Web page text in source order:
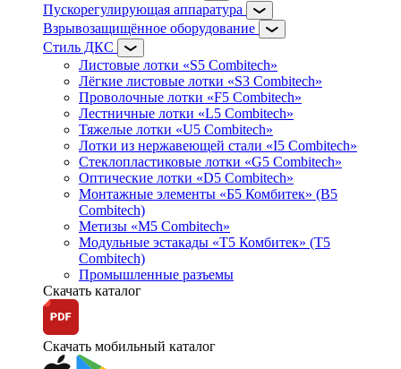
Пускорегулирующая аппаратура
Взрывозащищённое оборудование
Стиль ДКС
Листовые лотки «S5 Combitech»
Лёгкие листовые лотки «S3 Combitech»
Проволочные лотки «F5 Combitech»
Лестничные лотки «L5 Combitech»
Тяжелые лотки «U5 Combitech»
Лотки из нержавеющей стали «I5 Combitech»
Стеклопластиковые лотки «G5 Combitech»
Оптические лотки «D5 Combitech»
Монтажные элементы «Б5 Комбитек» (B5
Combitech)
Метизы «M5 Combitech»
Модульные эстакады «Т5 Комбитек» (T5
Combitech)
Промышленные разъемы
Скачать каталог
Скачать мобильный каталог